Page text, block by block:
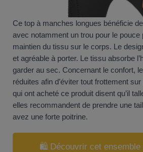
Ce top à manches longues bénéficie
avec notamment un trou pour le pouce
maintien du tissu sur le corps. Le
et agréable à porter. Le tissu absorbe
garder au sec. Concernant le confort,
réduites afin d’éviter tout frottement
qui ont acheté ce produit disent qu’il
elles recommandent de prendre une
avez une forte poitrine.
🛍️ Découvrir cet ensemble